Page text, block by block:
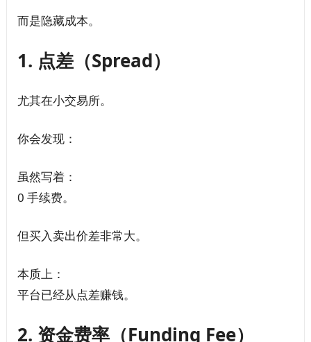
而是隐藏成本。
1. 点差（Spread）
尤其在小交易所。
你会发现：
虽然写着：
0 手续费。
但买入卖出价差非常大。
本质上：
平台已经从点差赚钱。
2. 资金费率（Funding Fee）